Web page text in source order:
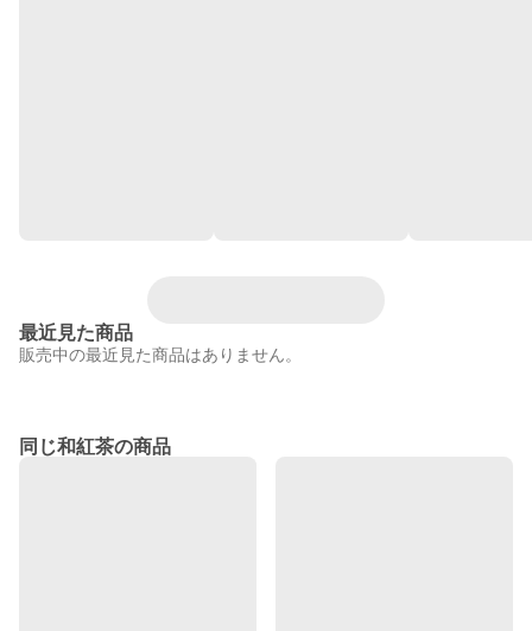
最近見た商品
販売中の最近見た商品はありません。
同じ和紅茶の商品